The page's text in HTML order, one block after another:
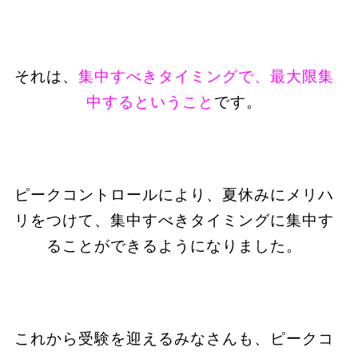
それは、集中すべきタイミングで、最大限集
中するということ です。
ピークコントロールにより、夏休みにメリハ
リをつけて、集中すべきタイミングに集中す
ることができるようになりました。
これから受験を迎えるみなさんも、ピークコ